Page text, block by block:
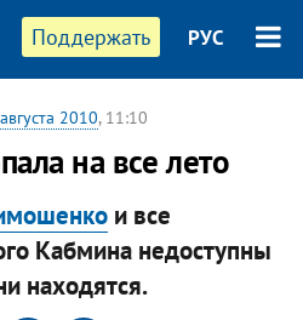
Поддержать РУС
2010, 11:10
на все лето
и все
Кабмина недоступны
находятся.